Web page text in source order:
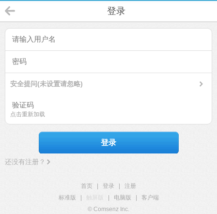
登录
安全提问(未设置请忽略)
点击重新加载
登录
还没有注册？
首页 登录
注册
标准版
触屏版 电脑版
客户端
© Comsenz Inc.